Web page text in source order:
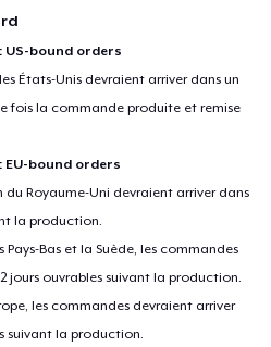
US-bound orders
États-Unis devraient arriver dans un
fois la commande produite et remise
EU-bound orders
Royaume-Uni devraient arriver dans
la production.
Pays-Bas et la Suède, les commandes
jours ouvrables suivant la production.
les commandes devraient arriver
suivant la production.